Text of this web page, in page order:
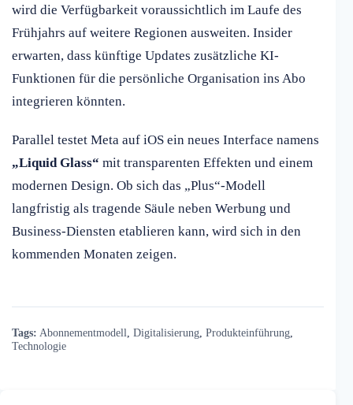
wird die Verfügbarkeit voraussichtlich im Laufe des
Frühjahrs auf weitere Regionen ausweiten. Insider
erwarten, dass künftige Updates zusätzliche KI-
Funktionen für die persönliche Organisation ins Abo
integrieren könnten.
Parallel testet Meta auf iOS ein neues Interface namens
„Liquid Glass“ mit transparenten Effekten und einem
modernen Design. Ob sich das „Plus“-Modell
langfristig als tragende Säule neben Werbung und
Business-Diensten etablieren kann, wird sich in den
kommenden Monaten zeigen.
Tags: Abonnementmodell Digitalisierung Produkteinführung
Technologie